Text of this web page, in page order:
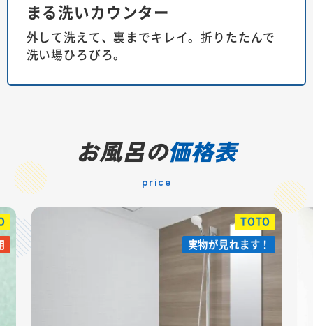
まる洗いカウンター
外して洗えて、裏までキレイ。折りたたんで
洗い場ひろびろ。
お風呂の価格表
price
TOTO
実物が見れます！
実物が見れます！